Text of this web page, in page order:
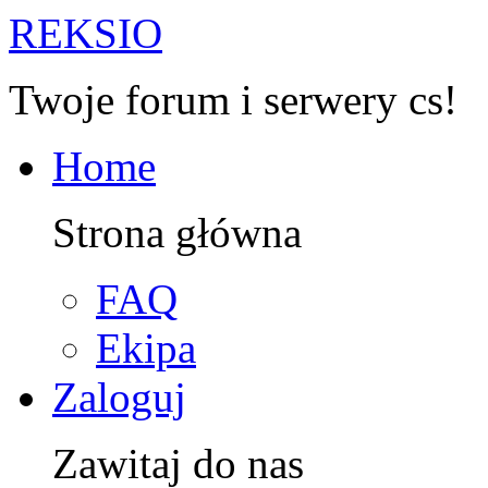
REKSIO
Twoje forum i serwery cs!
Home
Strona główna
FAQ
Ekipa
Zaloguj
Zawitaj do nas